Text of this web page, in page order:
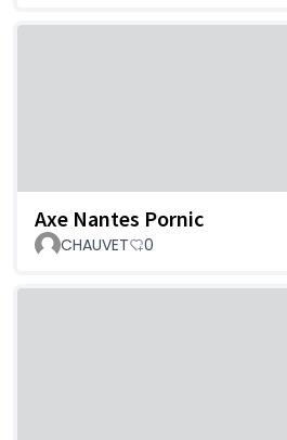
Axe Nantes Pornic
CHAUVET 0